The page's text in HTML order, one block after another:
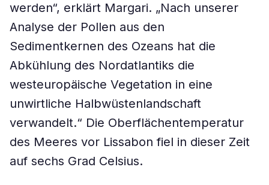
werden“, erklärt Margari. „Nach unserer
Analyse der Pollen aus den
Sedimentkernen des Ozeans hat die
Abkühlung des Nordatlantiks die
westeuropäische Vegetation in eine
unwirtliche Halbwüstenlandschaft
verwandelt.“ Die Oberflächentemperatur
des Meeres vor Lissabon fiel in dieser Zeit
auf sechs Grad Celsius.